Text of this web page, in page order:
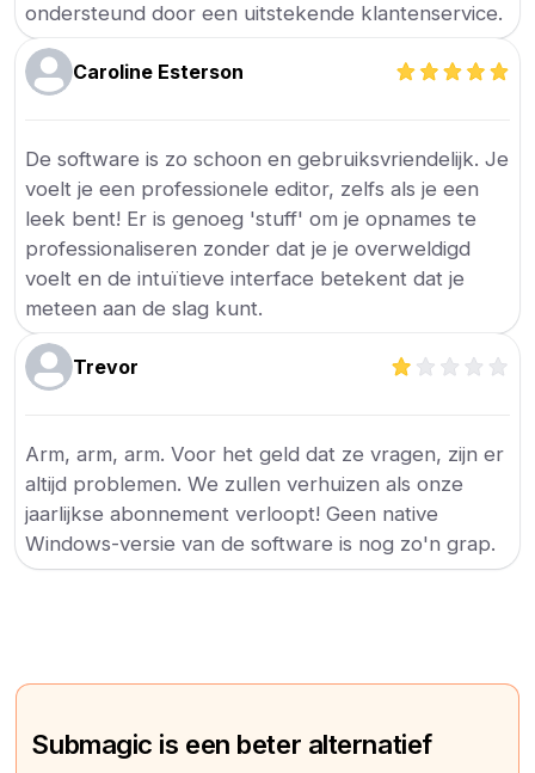
ondersteund door een uitstekende klantenservice.
Caroline Esterson
De software is zo schoon en gebruiksvriendelijk. Je
voelt je een professionele editor, zelfs als je een
leek bent! Er is genoeg 'stuff' om je opnames te
professionaliseren zonder dat je je overweldigd
voelt en de intuïtieve interface betekent dat je
meteen aan de slag kunt.
Trevor
Arm, arm, arm. Voor het geld dat ze vragen, zijn er
altijd problemen. We zullen verhuizen als onze
jaarlijkse abonnement verloopt! Geen native
Windows-versie van de software is nog zo'n grap.
Submagic is een beter alternatief